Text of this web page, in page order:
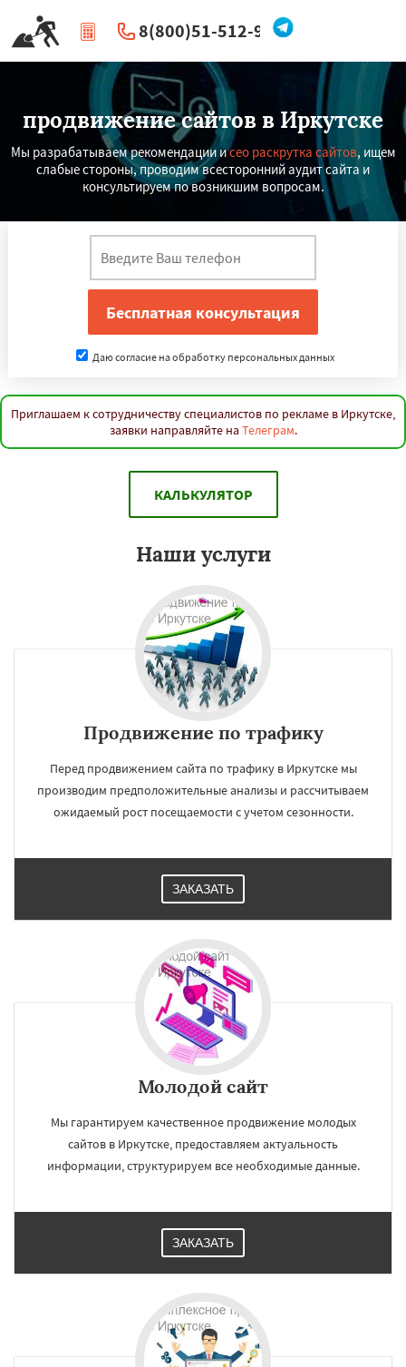
8(800)51-512-96
| Перезвоните мне
продвижение сайтов в Иркутске
Мы разрабатываем рекомендации исео раскрутка сайтов, ищем
слабые стороны, проводим всесторонний аудит сайта и
консультируем по возникшим вопросам.
Даю согласие на обработку персональных данных
Приглашаем к сотрудничеству специалистов по рекламе в Иркутске,
заявки направляйте на Телеграм.
КАЛЬКУЛЯТОР
Наши услуги
Продвижение по трафику
Перед продвижением сайта по трафику в Иркутске мы
производим предположительные анализы и рассчитываем
ожидаемый рост посещаемости с учетом сезонности.
ЗАКАЗАТЬ
Молодой сайт
Мы гарантируем качественное продвижение молодых
сайтов в Иркутске, предоставляем актуальность
информации, структурируем все необходимые данные.
ЗАКАЗАТЬ